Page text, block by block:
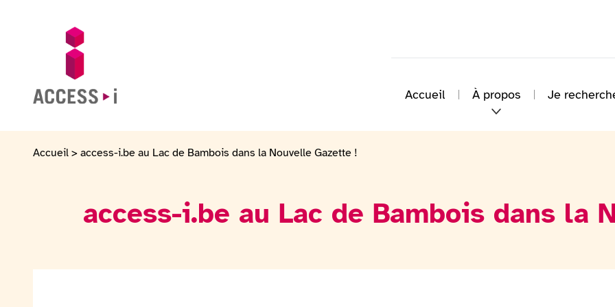
Accueil À propos Je
Accueil > access-i.be au Lac de Bambois dans la Nouvelle Gazette !
access-i.be au Lac de Bambois dans la